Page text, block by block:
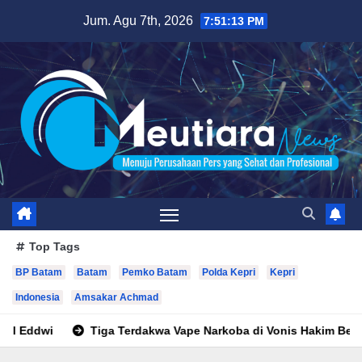
content
Jum. Agu 7th, 2026 7:51:15 PM
Top Tags
BP Batam Batam Pemko Batam Polda Kepri Kepri
Indonesia Amsakar Achmad
Vape Narkoba di Vonis Hakim Berbeda, Oknum Pegawai